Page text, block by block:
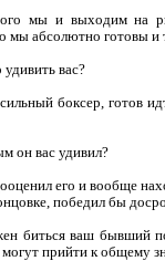
мы и выходим на
мы абсолютно готовы и
вас?
боксер, готов
он вас удивил?
его и вообще
победил бы
биться ваш бывший
прийти к общему